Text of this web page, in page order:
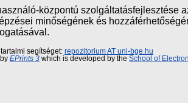
központú szolgáltatásfejlesztése
minőségének és
segítséget: repozitorium AT uni-bge.hu
EPrints 3 which is developed by the School of